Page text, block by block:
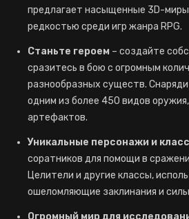
предлагает насыщенные 3D-
редкостью среди игр жанра RPG.
Станьте героем – создайте
сразитесь в бою с огромным
разнообразных существ.
одним из более 450 видов
артефактов.
Уникальные персонажи и
соратников для помощи в
Целители и другие классы,
ошеломляющие заклинания и
Огромный мир для